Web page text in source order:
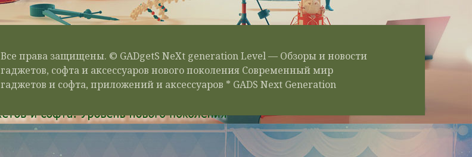
Все права защищены. © GADgetS NeXt generation Level — Обзоры и новости
гаджетов, софта и аксессуаров нового поколения Современный мир
гаджетов и софта, приложений и аксессуаров * GADS Next Generation